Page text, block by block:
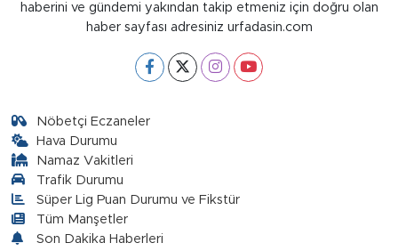
haberini ve gündemi yakından takip etmeniz için doğru olan
haber sayfası adresiniz urfadasin.com
Nöbetçi Eczaneler
Hava Durumu
Namaz Vakitleri
Trafik Durumu
Süper Lig Puan Durumu ve Fikstür
Tüm Manşetler
Son Dakika Haberleri